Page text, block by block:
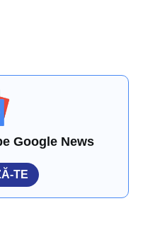
Google News
TE